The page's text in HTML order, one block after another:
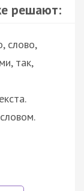
решают:
слово,
так,